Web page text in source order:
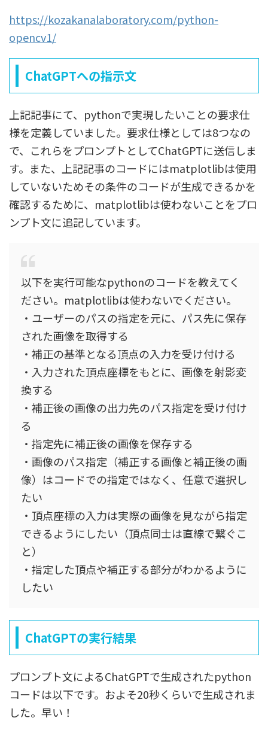
https://kozakanalaboratory.com/python-
opencv1/
ChatGPTへの指示文
上記記事にて、pythonで実現したいことの要求仕
様を定義していました。要求仕様としては8つなの
で、これらをプロンプトとしてChatGPTに送信しま
す。また、上記記事のコードにはmatplotlibは使用
していないためその条件のコードが生成できるかを
確認するために、matplotlibは使わないことをプロ
ンプト文に追記しています。
以下を実行可能なpythonのコードを教えてく
ださい。matplotlibは使わないでください。
・ユーザーのパスの指定を元に、パス先に保存
された画像を取得する
・補正の基準となる頂点の入力を受け付ける
・入力された頂点座標をもとに、画像を射影変
換する
・補正後の画像の出力先のパス指定を受け付け
る
・指定先に補正後の画像を保存する
・画像のパス指定（補正する画像と補正後の画
像）はコードでの指定ではなく、任意で選択し
たい
・頂点座標の入力は実際の画像を見ながら指定
できるようにしたい（頂点同士は直線で繋ぐこ
と）
・指定した頂点や補正する部分がわかるように
したい
ChatGPTの実行結果
プロンプト文によるChatGPTで生成されたpython
コードは以下です。およそ20秒くらいで生成されま
した。早い！